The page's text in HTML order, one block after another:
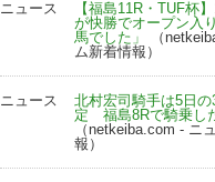
ニュース
【福島11R・TUF杯
が快勝でオープン入
馬でした」
（
ム新着情報）
ニュース
北村宏司騎手は5日
定 福島8Rで騎乗し
（netkeiba.com - ニ
報）